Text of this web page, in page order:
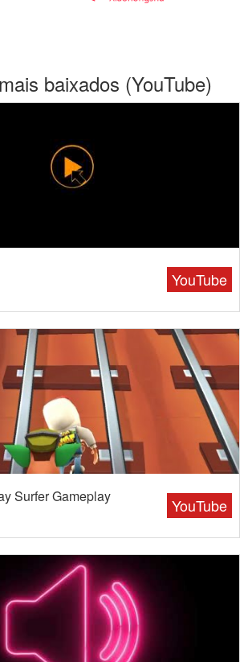
baixados (YouTube)
YouTube
YouTube
Surfer Gameplay